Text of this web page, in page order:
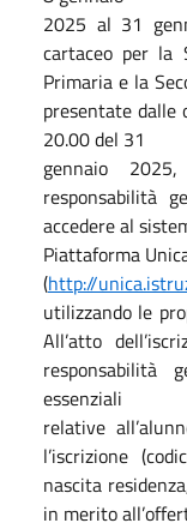
2025 al 31
cartaceo per la
Primaria e la
presentate dalle
20.00 del 31
gennaio
responsabilità
accedere al
Piattaforma
(http://
utilizzando le
All’atto
responsabilità
essenziali
relative
l’iscrizione
nascita
in merito